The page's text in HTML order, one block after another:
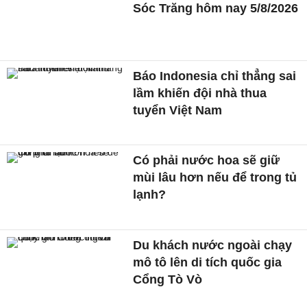
Sóc Trăng hôm nay 5/8/2026
Báo Indonesia chỉ thẳng sai
lầm khiến đội nhà thua
tuyển Việt Nam
Có phải nước hoa sẽ giữ
mùi lâu hơn nếu để trong tủ
lạnh?
Du khách nước ngoài chạy
mô tô lên di tích quốc gia
Cổng Tò Vò